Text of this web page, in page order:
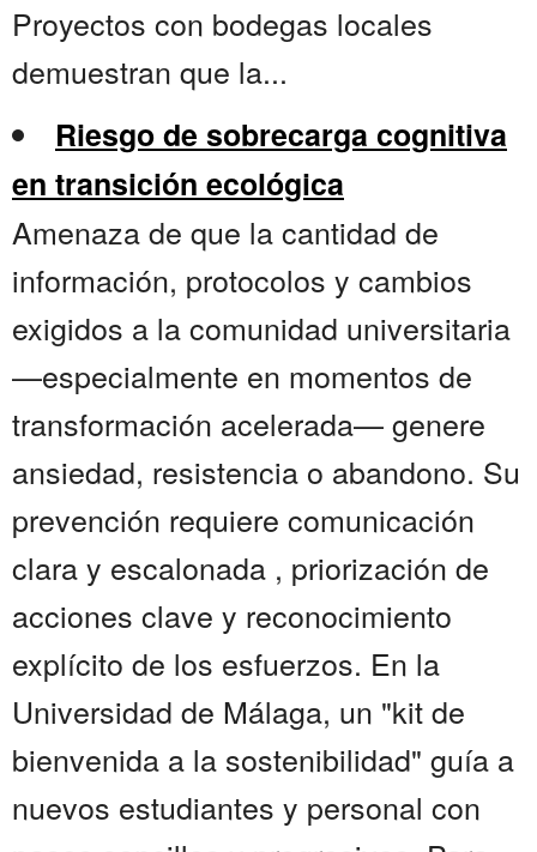
Proyectos con bodegas locales
demuestran que la...
Riesgo de sobrecarga cognitiva
en transición ecológica
Amenaza de que la cantidad de
información, protocolos y cambios
exigidos a la comunidad universitaria
—especialmente en momentos de
transformación acelerada— genere
ansiedad, resistencia o abandono. Su
prevención requiere comunicación
clara y escalonada , priorización de
acciones clave y reconocimiento
explícito de los esfuerzos. En la
Universidad de Málaga, un "kit de
bienvenida a la sostenibilidad" guía a
nuevos estudiantes y personal con